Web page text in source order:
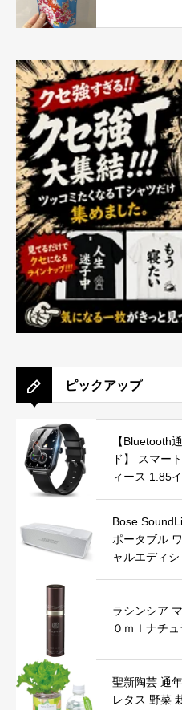
ピックアップ
【Bluetooth
ド】 スマー
ィース 1.85
計 IP68防水
気予報
父の日 敬老
Bose
ポータブル
ャルエディ
ラシンシア
０ｍｌナチ
聖新陶芸 通
レタス 野菜